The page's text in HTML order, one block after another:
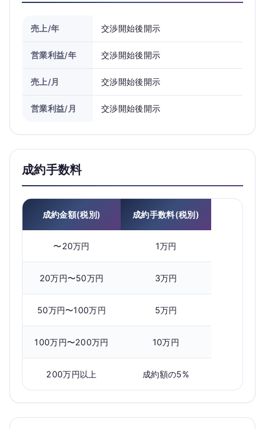
売上/年 交渉開始後開示
営業利益/年 交渉開始後開示
売上/月 交渉開始後開示
営業利益/月 交渉開始後開示
成約手数料
成約金額(税別) 成約手数料(税別)
〜20万円 1万円
20万円〜50万円 3万円
50万円〜100万円 5万円
100万円〜200万円 10万円
200万円以上 成約額の5%